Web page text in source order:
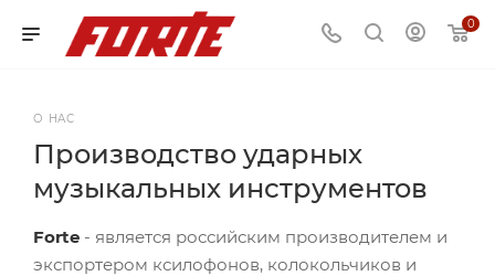
0
О НАС
Производство ударных
музыкальных инструментов
Forte - является российским производителем и
экспортером ксилофонов, колокольчиков и